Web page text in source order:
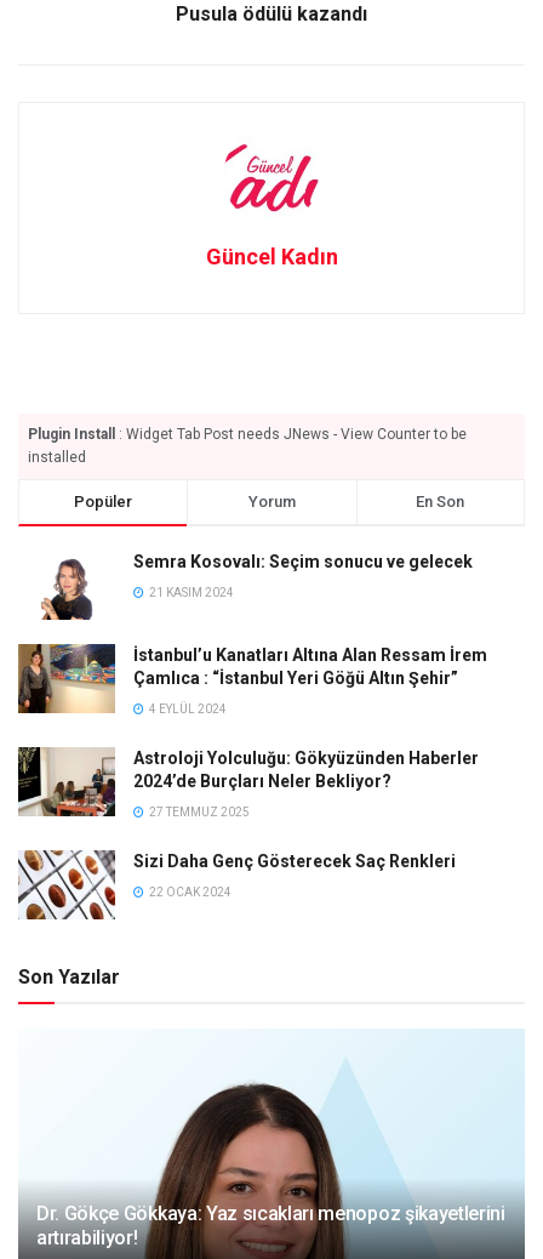
Pusula ödülü kazandı
Güncel Kadın
Plugin Install
: Widget Tab Post needs JNews - View Counter to be
installed
Popüler Yorum En Son
Semra Kosovalı: Seçim sonucu ve gelecek
21 KASIM 2024
İstanbul’u Kanatları Altına Alan Ressam İrem
Çamlıca : “İstanbul Yeri Göğü Altın Şehir”
4 EYLÜL 2024
Astroloji Yolculuğu: Gökyüzünden Haberler
2024’de Burçları Neler Bekliyor?
27 TEMMUZ 2025
Sizi Daha Genç Gösterecek Saç Renkleri
22 OCAK 2024
Son Yazılar
Dr. Gökçe Gökkaya: Yaz sıcakları menopoz şikayetlerini
artırabiliyor!